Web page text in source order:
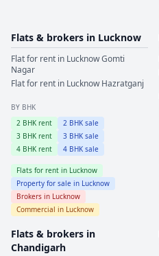
Flats & brokers in Lucknow
Flat for rent in LucknowGomti
Nagar
Flat for rent in Lucknow Hazratganj
BY BHK
2 BHK rent 2 BHK sale
3 BHK rent 3 BHK sale
4 BHK rent 4 BHK sale
Flats for rent in Lucknow
Property for sale in Lucknow
Brokers in Lucknow
Commercial in Lucknow
Flats & brokers in
Chandigarh